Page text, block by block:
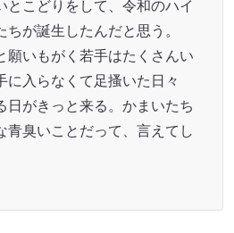
とこどりをして、令和のハイ
が誕生したんだと思う。
願いもがく若手はたくさんい
に入らなくて足搔いた日々
日がきっと来る。かまいたち
青臭いことだって、言えてし